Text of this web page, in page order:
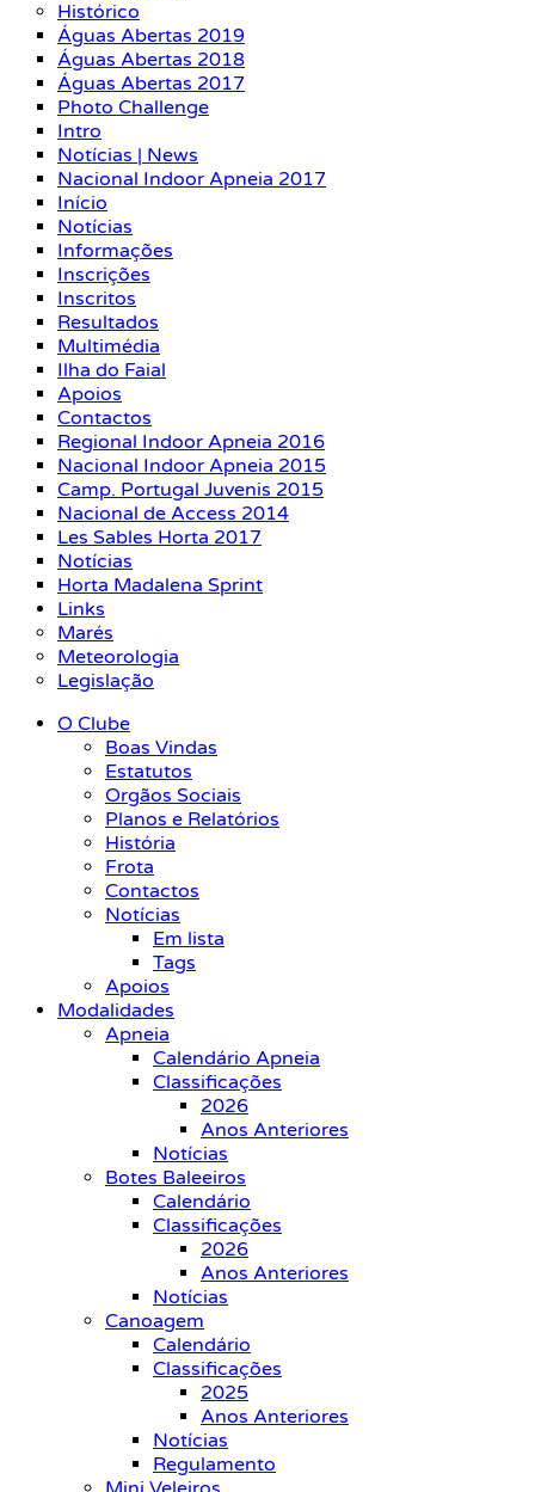
Histórico
Águas Abertas 2019
Águas Abertas 2018
Águas Abertas 2017
Photo Challenge
Intro
Notícias | News
Nacional Indoor Apneia 2017
Início
Notícias
Informações
Inscrições
Inscritos
Resultados
Multimédia
Ilha do Faial
Apoios
Contactos
Regional Indoor Apneia 2016
Nacional Indoor Apneia 2015
Camp. Portugal Juvenis 2015
Nacional de Access 2014
Les Sables Horta 2017
Notícias
Horta Madalena Sprint
Links
Marés
Meteorologia
Legislação
O Clube
Boas Vindas
Estatutos
Orgãos Sociais
Planos e Relatórios
História
Frota
Contactos
Notícias
Em lista
Tags
Apoios
Modalidades
Apneia
Calendário Apneia
Classificações
2026
Anos Anteriores
Notícias
Botes Baleeiros
Calendário
Classificações
2026
Anos Anteriores
Notícias
Canoagem
Calendário
Classificações
2025
Anos Anteriores
Notícias
Regulamento